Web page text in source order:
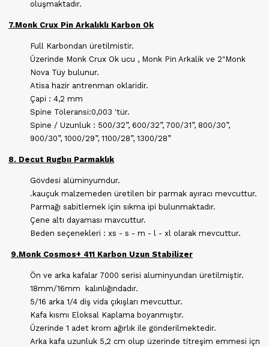
oluşmaktadır.
7.Monk Crux Pin Arkalıklı Karbon Ok
Full Karbondan üretilmistir.
Üzerinde Monk Crux Ok ucu , Monk Pin Arkalik ve 2"Monk
Nova Tüy bulunur.
Atisa hazir antrenman oklaridir.
Çapi : 4,2 mm
Spine Töleransi:0,003 'tür.
Spine / Uzunluk : 500/32”, 600/32”, 700/31”, 800/30”,
900/30”, 1000/29”, 1100/28”, 1300/28”
8. Decut Rugbıı Parmaklık
Gövdesi alüminyumdur.
.kauçuk malzemeden üretilen bir parmak ayıracı mevcuttur.
Parmağı sabitlemek için sıkma ipi bulunmaktadır.
Çene altı dayaması mavcuttur.
Beden seçenekleri : xs - s - m - l - xl olarak mevcuttur.
9.Monk Cosmos+ 411 Karbon Uzun Stabilizer
Ön ve arka kafalar 7000 serisi aluminyundan üretilmiştir.
18mm/16mm kalınlığındadır.
5/16 arka 1/4 diş vida çıkışları mevcuttur.
Kafa kısmı Eloksal Kaplama boyanmıştır.
Üzerinde 1 adet krom ağırlık ile gönderilmektedir.
Arka kafa uzunluk 5,2 cm olup üzerinde titreşim emmesi içn